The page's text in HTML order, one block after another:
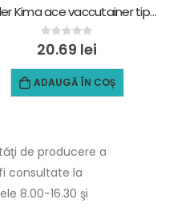
Holder Kima ace vaccutainer tip „esa” – 100 bucati
0 out of 5
20.69 lei
ADAUGĂ ÎN COȘ
de producere a
consultate la
8.00-16.30 şi